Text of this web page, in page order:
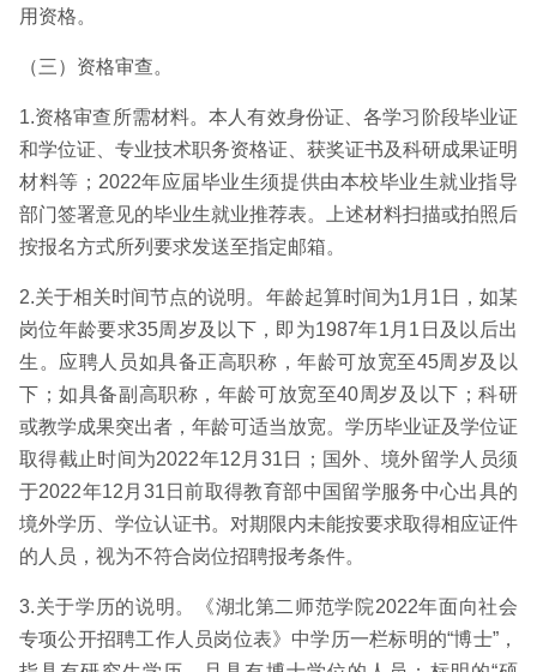
用资格。
（三）资格审查。
1.资格审查所需材料。本人有效身份证、各学习阶段毕业证
和学位证、专业技术职务资格证、获奖证书及科研成果证明
材料等；2022年应届毕业生须提供由本校毕业生就业指导
部门签署意见的毕业生就业推荐表。上述材料扫描或拍照后
按报名方式所列要求发送至指定邮箱。
2.关于相关时间节点的说明。年龄起算时间为1月1日，如某
岗位年龄要求35周岁及以下，即为1987年1月1日及以后出
生。应聘人员如具备正高职称，年龄可放宽至45周岁及以
下；如具备副高职称，年龄可放宽至40周岁及以下；科研
或教学成果突出者，年龄可适当放宽。学历毕业证及学位证
取得截止时间为2022年12月31日；国外、境外留学人员须
于2022年12月31日前取得教育部中国留学服务中心出具的
境外学历、学位认证书。对期限内未能按要求取得相应证件
的人员，视为不符合岗位招聘报考条件。
3.关于学历的说明。《湖北第二师范学院2022年面向社会
专项公开招聘工作人员岗位表》中学历一栏标明的“博士”，